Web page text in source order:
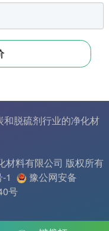
和脱硫剂行业的净化材
材料有限公司 版权所有
1
豫公网安备
号